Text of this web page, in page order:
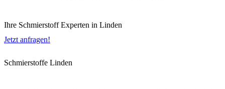
Ihre Schmierstoff Experten in Linden
Jetzt anfragen!
Schmierstoffe Linden